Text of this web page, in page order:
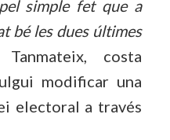
simple fet que a
bé les dues últimes
Tanmateix, costa
modificar una
electoral a través